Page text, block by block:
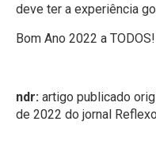
deve ter a experiência
Bom Ano 2022 a TODOS!
ndr: artigo publicado
de 2022 do jornal Reflexo